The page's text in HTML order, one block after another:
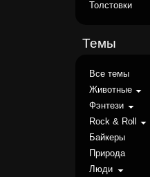
Толстовки
Темы
Все темы
Животные
Фэнтези
Rock & Roll
Байкеры
Природа
Люди